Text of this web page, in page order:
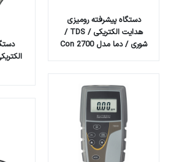
دستگاه پیشرفته رومیزی
هدایت الکتریکی / TDS /
شوری / دما مدل Con 2700